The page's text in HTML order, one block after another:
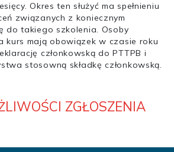
Okres ten służyć ma spełnieniu
związanych z koniecznym
do takiego szkolenia. Osoby
kurs mają obowiązek w czasie roku
członkowską do PTTPB i
stosowną składkę członkowską.
ZGŁOSZENIA